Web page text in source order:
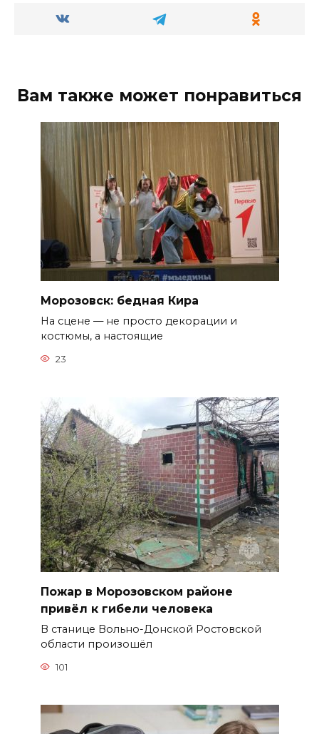
Вам также может понравиться
Морозовск: бедная Кира
На сцене — не просто декорации и
костюмы, а настоящие
23
Пожар в Морозовском районе
привёл к гибели человека
В станице Вольно-Донской Ростовской
области произошёл
101